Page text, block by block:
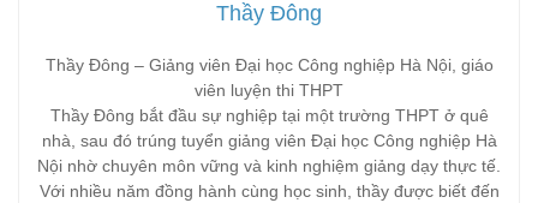
Thầy Đông
Thầy Đông – Giảng viên Đại học Công nghiệp Hà Nội, giáo
viên luyện thi THPT
Thầy Đông bắt đầu sự nghiệp tại một trường THPT ở quê
nhà, sau đó trúng tuyển giảng viên Đại học Công nghiệp Hà
Nội nhờ chuyên môn vững và kinh nghiệm giảng dạy thực tế.
Với nhiều năm đồng hành cùng học sinh, thầy được biết đến